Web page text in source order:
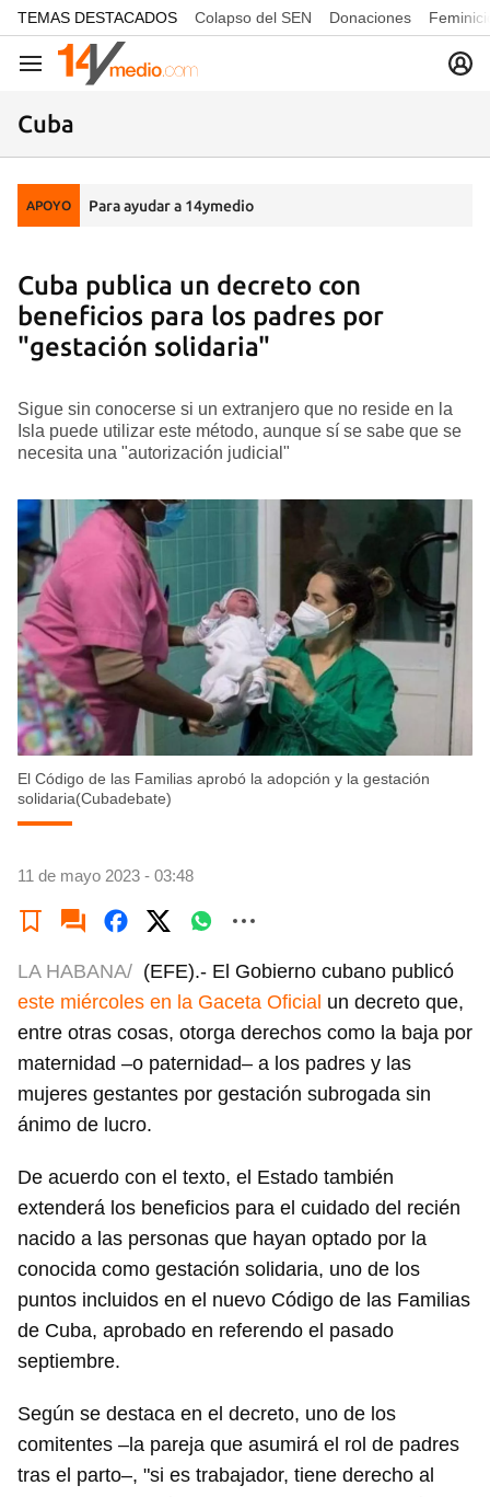
common.go-to-content
TEMAS DESTACADOS Colapso del SEN Donaciones
Navegación
Cuba
APOYO Para ayudar a 14ymedio
Cuba publica un decreto con
beneficios para los padres por
"gestación solidaria"
Sigue sin conocerse si un extranjero que no reside en la
Isla puede utilizar este método, aunque sí se sabe que se
necesita una "autorización judicial"
El Código de las Familias aprobó la adopción y la gestación
solidaria(Cubadebate)
11 de mayo 2023 - 03:48
LA HABANA/ (EFE).- El Gobierno cubano publicó
este miércoles en la Gaceta Oficial un decreto que,
entre otras cosas, otorga derechos como la baja por
maternidad –o paternidad– a los padres y las
mujeres gestantes por gestación subrogada sin
ánimo de lucro.
De acuerdo con el texto, el Estado también
extenderá los beneficios para el cuidado del recién
nacido a las personas que hayan optado por la
conocida como gestación solidaria, uno de los
puntos incluidos en el nuevo Código de las Familias
de Cuba, aprobado en referendo el pasado
septiembre.
Según se destaca en el decreto, uno de los
comitentes –la pareja que asumirá el rol de padres
tras el parto–, "si es trabajador, tiene derecho al